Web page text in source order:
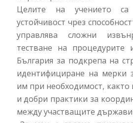
Целите на учението са
устойчивост чрез
управлява сложни
тестване на процедурите
България за подкрепа на
идентифициране на мерки
им при необходимост, както
и добри практики за
между участващите